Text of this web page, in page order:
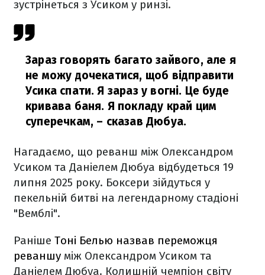
зустрінеться з Усиком у ринзі.
Зараз говорять багато зайвого, але я
не можу дочекатися, щоб відправити
Усика спати. Я зараз у вогні. Це буде
кривава баня. Я покладу край цим
суперечкам, – сказав Дюбуа.
Нагадаємо, що реванш між Олександром
Усиком та Даніелем Дюбуа відбудеться 19
липня 2025 року. Боксери зійдуться у
пекельній битві на легендарному стадіоні
"Вемблі".
Раніше Тоні Белью назвав переможця
реваншу між Олександром Усиком та
Даніелем Дюбуа. Колишній чемпіон світу